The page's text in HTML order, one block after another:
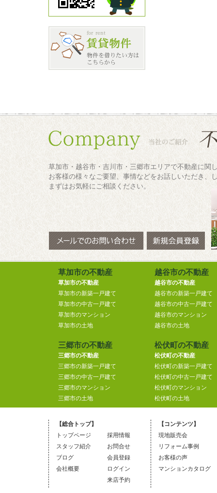
草加市・越谷市・吉川市・三郷市エリアで不動産に関
お客様の様々なご要望、事情などをお話しいただき、
まずはお気軽にご相談ください。
草加市の不動産
草加市の不動産
草加市の新築一戸建て
草加市の中古一戸建て
草加市のマンション
草加市の土地
越谷市の不動産
越谷市の不動産
越谷市の新築一戸建て
越谷市の中古一戸建て
越谷市のマンション
越谷市の土地
三郷市の不動産
三郷市の不動産
三郷市の新築一戸建て
三郷市の中古一戸建て
三郷市のマンション
三郷市の土地
松伏町の不動産
松伏町の不動産
松伏町の新築一戸建て
松伏町の中古一戸建て
松伏町のマンション
松伏町の土地
【総合トップ】
トップページ
スタッフ紹介
ブログ
会社概要
採用情報
お問合せ
会員登録
ログイン
来店予約
【コンテンツ】
現地販売会
リフォーム事例
お客様の声
マンションカタログ